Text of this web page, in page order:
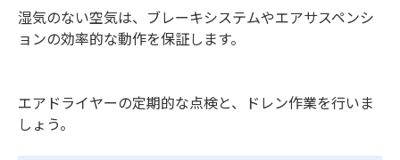
湿気のない空気は、ブレーキシステムやエアサスペンシ
ョンの効率的な動作を保証します。
エアドライヤーの定期的な点検と、ドレン作業を行いま
しょう。